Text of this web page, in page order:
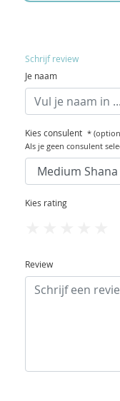
Schrijf review
Je naam
Kies consulent *
Als je geen consulent
Kies rating
Review